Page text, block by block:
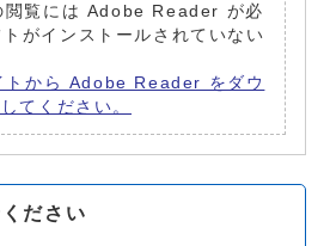
閲覧には Adobe Reader が必
がインストールされていない
トから Adobe Reader をダウ
てください。
ださい